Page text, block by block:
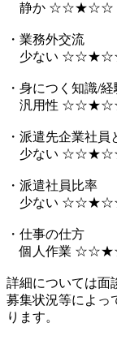
静か ☆☆★☆☆
・業務外交流
少ない
・身につく知識/経
汎用性
・派遣先企業社員
少ない
・派遣社員比率
少ない
・仕事の仕方
個人作業
詳細については面
募集状況等によっ
ります。